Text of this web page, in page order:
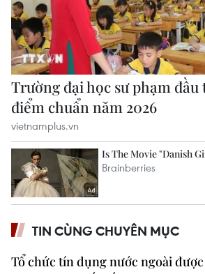
TIN CÙNG CHUYÊN MỤC
Tổ chức tín dụng nước ngoài được